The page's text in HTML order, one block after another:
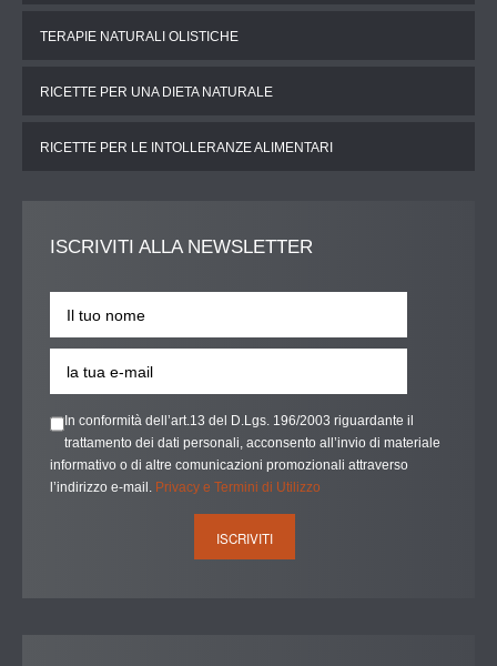
TERAPIE NATURALI OLISTICHE
RICETTE PER UNA DIETA NATURALE
RICETTE PER LE INTOLLERANZE ALIMENTARI
ISCRIVITI ALLA NEWSLETTER
In conformità dell’art.13 del D.Lgs. 196/2003 riguardante il
trattamento dei dati personali, acconsento all’invio di materiale
informativo o di altre comunicazioni promozionali attraverso
l’indirizzo e-mail. Privacy e Termini di Utilizzo